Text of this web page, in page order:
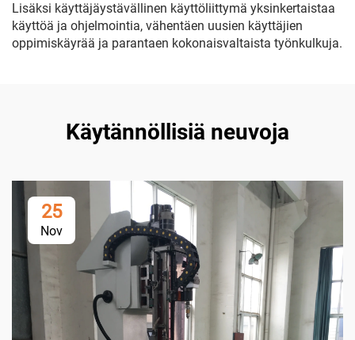
Lisäksi käyttäjäystävällinen käyttöliittymä yksinkertaistaa
käyttöä ja ohjelmointia, vähentäen uusien käyttäjien
oppimiskäyrää ja parantaen kokonaisvaltaista työnkulkuja.
Käytännöllisiä neuvoja
25
Nov